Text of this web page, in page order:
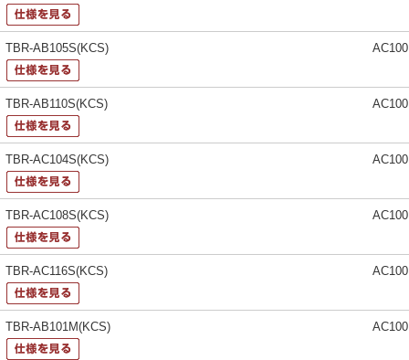
TBR-AB105S(KCS)
TBR-AB110S(KCS)
TBR-AC104S(KCS)
TBR-AC108S(KCS)
TBR-AC116S(KCS)
TBR-AB101M(KCS)